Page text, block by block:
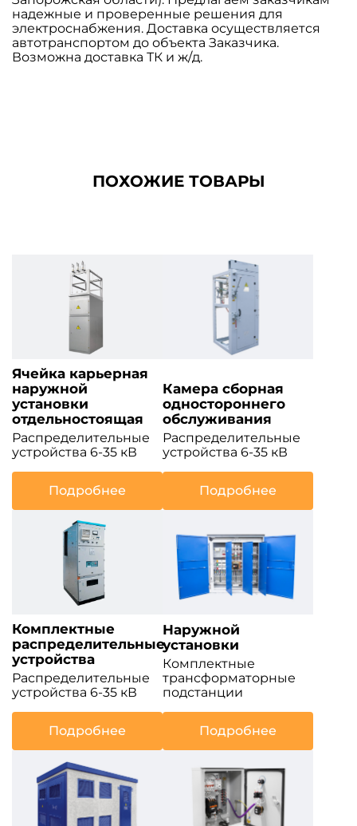
надежные и проверенные решения для
электроснабжения. Доставка осуществляется
автотранспортом до объекта Заказчика.
Возможна доставка ТК и ж/д.
ПОХОЖИЕ ТОВАРЫ
Ячейка карьерная
наружной
установки
отдельностоящая
Распределительные
устройства 6-35 кВ
Подробнее
Камера сборная
одностороннего
обслуживания
Распределительные
устройства 6-35 кВ
Подробнее
Комплектные
распределительные
устройства
Распределительные
устройства 6-35 кВ
Подробнее
Наружной
установки
Комплектные
трансформаторные
подстанции
Подробнее